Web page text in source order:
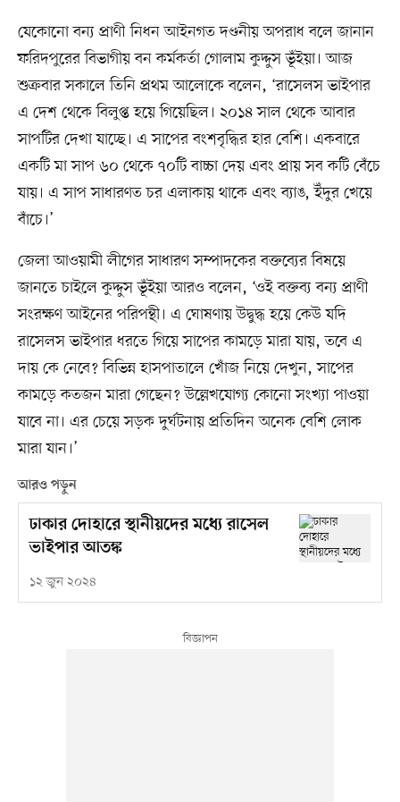
যেকোনো বন্য প্রাণী নিধন আইনগত দণ্ডনীয় অপরাধ বলে জানান
ফরিদপুরের বিভাগীয় বন কর্মকর্তা গোলাম কুদ্দুস ভূঁইয়া। আজ
শুক্রবার সকালে তিনি প্রথম আলোকে বলেন, ‘রাসেলস ভাইপার
এ দেশ থেকে বিলুপ্ত হয়ে গিয়েছিল। ২০১৪ সাল থেকে আবার
সাপটির দেখা যাচ্ছে। এ সাপের বংশবৃদ্ধির হার বেশি। একবারে
একটি মা সাপ ৬০ থেকে ৭০টি বাচ্চা দেয় এবং প্রায় সব কটি বেঁচে
যায়। এ সাপ সাধারণত চর এলাকায় থাকে এবং ব্যাঙ, ইঁদুর খেয়ে
বাঁচে।’
জেলা আওয়ামী লীগের সাধারণ সম্পাদকের বক্তব্যের বিষয়ে
জানতে চাইলে কুদ্দুস ভূঁইয়া আরও বলেন, ‘ওই বক্তব্য বন্য প্রাণী
সংরক্ষণ আইনের পরিপন্থী। এ ঘোষণায় উদ্বুদ্ধ হয়ে কেউ যদি
রাসেলস ভাইপার ধরতে গিয়ে সাপের কামড়ে মারা যায়, তবে এ
দায় কে নেবে? বিভিন্ন হাসপাতালে খোঁজ নিয়ে দেখুন, সাপের
কামড়ে কতজন মারা গেছেন? উল্লেখযোগ্য কোনো সংখ্যা পাওয়া
যাবে না। এর চেয়ে সড়ক দুর্ঘটনায় প্রতিদিন অনেক বেশি লোক
মারা যান।’
আরও পড়ুন
ঢাকার দোহারে স্থানীয়দের মধ্যে রাসেল
ভাইপার আতঙ্ক
১২ জুন ২০২৪